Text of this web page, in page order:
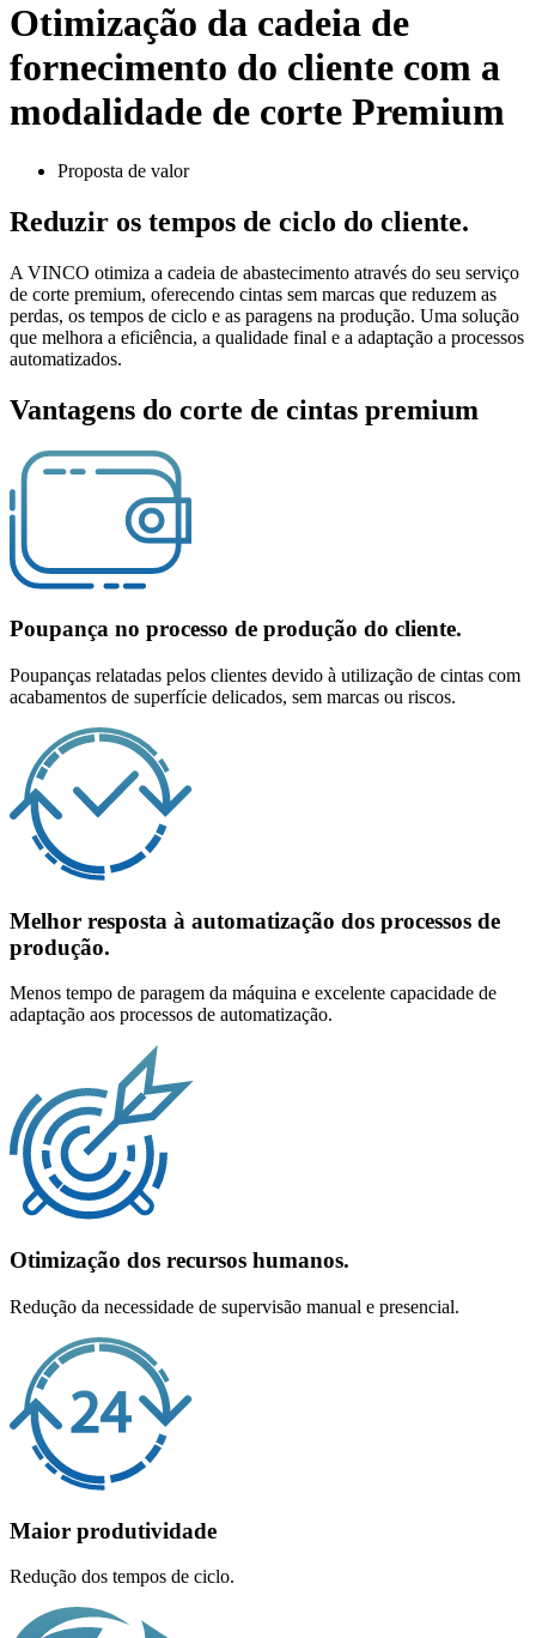
Otimização da cadeia de
fornecimento do cliente com a
modalidade de corte Premium
Proposta de valor
Reduzir os tempos de ciclo do cliente.
A VINCO otimiza a cadeia de abastecimento através do seu serviço
de corte premium, oferecendo cintas sem marcas que reduzem as
perdas, os tempos de ciclo e as paragens na produção. Uma solução
que melhora a eficiência, a qualidade final e a adaptação a processos
automatizados.
Vantagens do corte de cintas premium
Poupança no processo de produção do cliente.
Poupanças relatadas pelos clientes devido à utilização de cintas com
acabamentos de superfície delicados, sem marcas ou riscos.
Melhor resposta à automatização dos processos de
produção.
Menos tempo de paragem da máquina e excelente capacidade de
adaptação aos processos de automatização.
Otimização dos recursos humanos.
Redução da necessidade de supervisão manual e presencial.
Maior produtividade
Redução dos tempos de ciclo.